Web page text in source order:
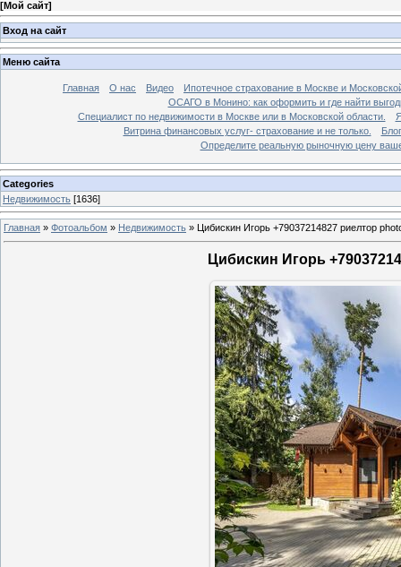
[Мой сайт]
Вход на сайт
Меню сайта
Главная О нас Видео
Ипотечное страхование в Москве и
ОСАГО в Монино: как оформить и где найти
Специалист по недвижимости в Москве или в Московской области.
Витрина финансовых услуг- страхование и не только.
Блог
Определите реальную рыночную цену
Categories
Недвижимость [1636]
Главная » Фотоальбом » Недвижимость » Цибискин Игорь +79037214827 риелтор
Цибискин Игорь